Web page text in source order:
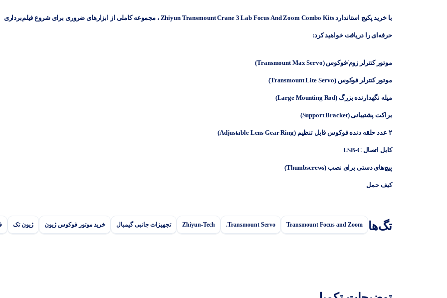
با خرید پکیج استاندارد Zhiyun Transmount Crane 3 Lab Focus And Zoom Combo Kits ، مجموعه کاملی از ابزارهای ضروری برای شروع فیلم‌برداری
حرفه‌ای را دریافت خواهید کرد:
موتور کنترلر زوم/فوکوس (Transmount Max Servo)
موتور کنترلر فوکوس (Transmount Lite Servo)
میله نگهدارنده بزرگ (Large Mounting Rod)
براکت پشتیبانی (Support Bracket)
۲ عدد حلقه دنده فوکوس قابل تنظیم (Adjustable Lens Gear Ring)
کابل اتصال USB-C
پیچ‌های دستی برای نصب (Thumbscrews)
کیف حمل
تگ‌ها Transmount Focus and Zoom
Transmount Servo.
Zhiyun-Tech تجهیزات جانبی گیمبال خرید موتور فوکوس ژیون ژیون تک